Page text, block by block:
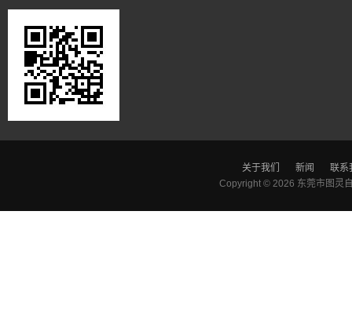
关于我们 新闻
联系
Copyright © 2026 东莞市图灵